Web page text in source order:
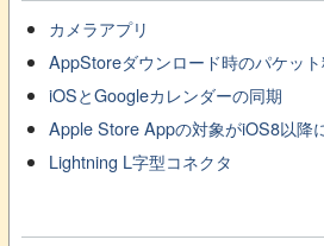
カメラアプリ
AppStoreダウンロード時のパケッ
iOSとGoogleカレンダーの同期
Apple Store Appの対象がiOS8以降
Lightning L字型コネクタ